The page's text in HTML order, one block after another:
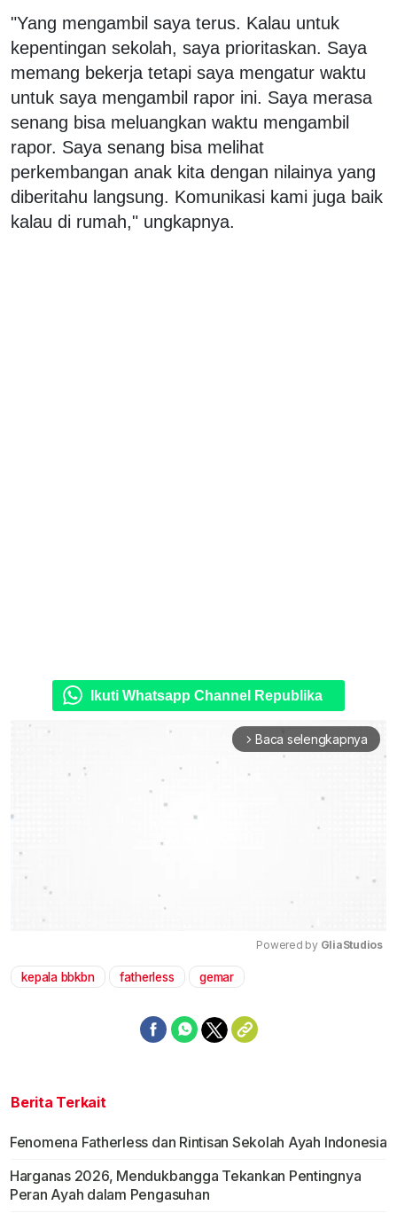
"Yang mengambil saya terus. Kalau untuk
kepentingan sekolah, saya prioritaskan. Saya
memang bekerja tetapi saya mengatur waktu
untuk saya mengambil rapor ini. Saya merasa
senang bisa meluangkan waktu mengambil
rapor. Saya senang bisa melihat
perkembangan anak kita dengan nilainya yang
diberitahu langsung. Komunikasi kami juga baik
kalau di rumah," ungkapnya.
Ikuti Whatsapp Channel Republika
arrow_forward_ios Baca selengkapnya
Powered by GliaStudios
kepala bbkbn fatherless gemar
Berita Terkait
Fenomena Fatherless dan Rintisan Sekolah Ayah Indonesia
Harganas 2026, Mendukbangga Tekankan Pentingnya
Peran Ayah dalam Pengasuhan